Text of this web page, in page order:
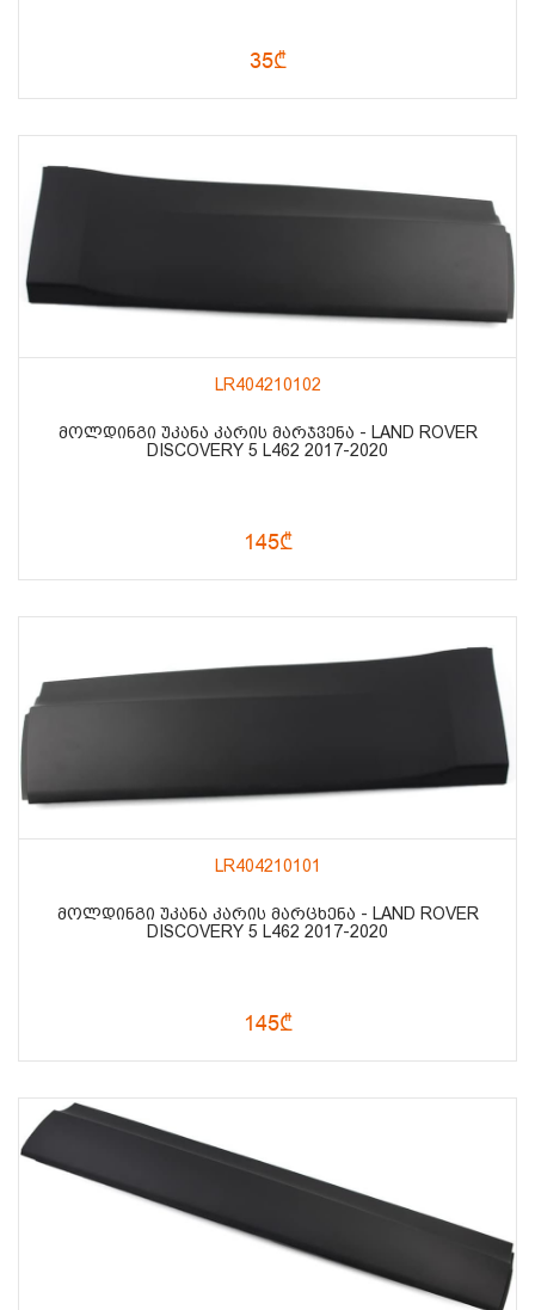
35₾
LR404210102
ᲛᲝᲚᲓᲘᲜᲒᲘ ᲣᲙᲐᲜᲐ ᲙᲐᲠᲘᲡ ᲛᲐᲠᲯᲕᲔᲜᲐ - LAND ROVER
DISCOVERY 5 L462 2017-2020
145₾
LR404210101
ᲛᲝᲚᲓᲘᲜᲒᲘ ᲣᲙᲐᲜᲐ ᲙᲐᲠᲘᲡ ᲛᲐᲠᲪᲮᲔᲜᲐ - LAND ROVER
DISCOVERY 5 L462 2017-2020
145₾